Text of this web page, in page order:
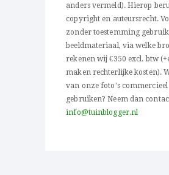
anders vermeld). Hierop
copyright en auteursrecht.
zonder toestemming
beeldmateriaal, via welke
rekenen wij €350 excl. btw
maken rechterlijke kosten).
van onze foto's commercieel
gebruiken? Neem dan
info@tuinblogger.nl